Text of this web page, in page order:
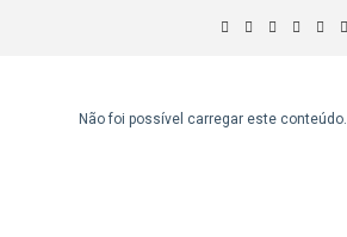
Não foi possível carregar este conteúdo.